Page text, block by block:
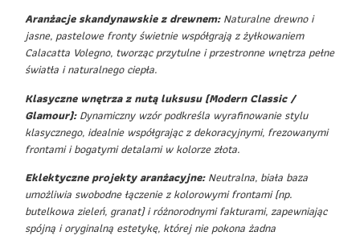
Aranżacje skandynawskie z drewnem:Naturalne drewno i
jasne, pastelowe fronty świetnie współgrają z żyłkowaniem
Calacatta Volegno, tworząc przytulne i przestronne wnętrza pełne
światła i naturalnego ciepła.
Klasyczne wnętrza z nutą luksusu (Modern Classic /
Glamour):Dynamiczny wzór podkreśla wyrafinowanie stylu
klasycznego, idealnie współgrając z dekoracyjnymi, frezowanymi
frontami i bogatymi detalami w kolorze złota.
Eklektyczne projekty aranżacyjne:Neutralna, biała baza
umożliwia swobodne łączenie z kolorowymi frontami (np.
butelkowa zieleń, granat) i różnorodnymi fakturami, zapewniając
spójną i oryginalną estetykę, której nie pokona żadna